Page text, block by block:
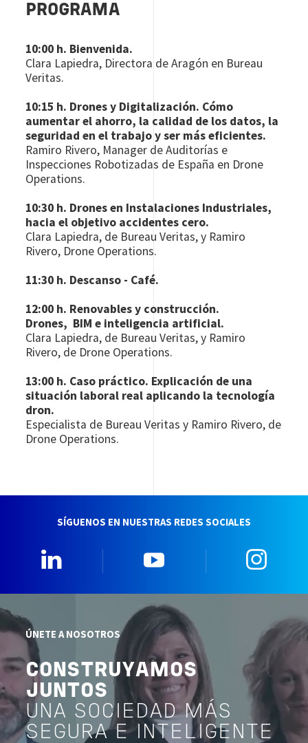
PROGRAMA
10:00 h. Bienvenida.
Clara Lapiedra, Directora de Aragón en Bureau
Veritas.
10:15 h. Drones y Digitalización. Cómo
aumentar el ahorro, la calidad de los datos, la
seguridad en el trabajo y ser más eficientes.
Ramiro Rivero, Manager de Auditorías e
Inspecciones Robotizadas de España en Drone
Operations.
10:30 h. Drones en Instalaciones Industriales,
hacia el objetivo accidentes cero.
Clara Lapiedra, de Bureau Veritas, y Ramiro
Rivero, Drone Operations.
11:30 h. Descanso - Café.
12:00 h. Renovables y construcción.
Drones, BIM e inteligencia artificial.
Clara Lapiedra, de Bureau Veritas, y Ramiro
Rivero, de Drone Operations.
13:00 h. Caso práctico. Explicación de una
situación laboral real aplicando la tecnología
dron.
Especialista de Bureau Veritas y Ramiro Rivero, de
Drone Operations.
SÍGUENOS EN NUESTRAS REDES SOCIALES
ÚNETE A NOSOTROS
CONSTRUYAMOS
JUNTOS
UNA SOCIEDAD MÁS
SEGURA E INTELIGENTE